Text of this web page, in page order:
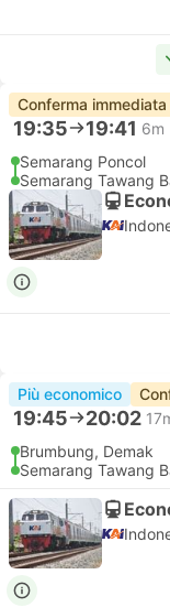
Conferma immediata
19:35 19:41 6m
Semarang Poncol
Semarang Tawang
Più economico
19:45 20:02
Brumbung, Demak
Semarang Tawang